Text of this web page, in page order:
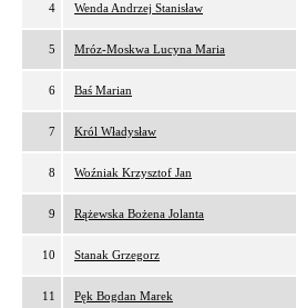
4 Wenda Andrzej Stanisław
5 Mróz-Moskwa Lucyna Maria
6 Baś Marian
7 Król Władysław
8 Woźniak Krzysztof Jan
9 Rążewska Bożena Jolanta
10 Stanak Grzegorz
11 Pęk Bogdan Marek